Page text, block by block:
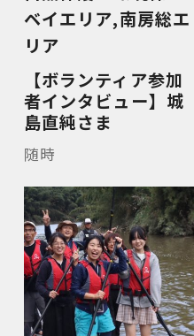
ベイエリア,南房総エ
リア
【ボランティア参加
者インタビュー】城
島直純さま
随時